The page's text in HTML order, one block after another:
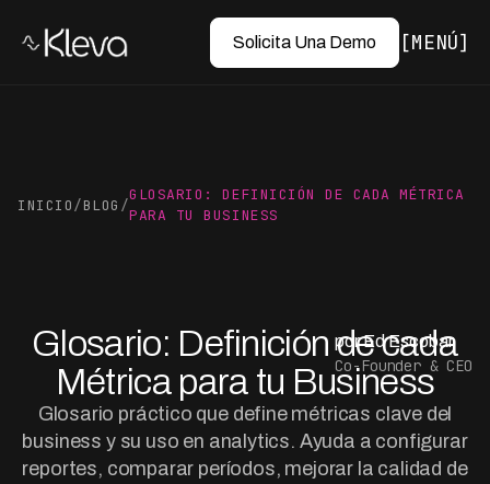
Solicita Una Demo MENÚ
INICIO/BLOG /
GLOSARIO: DEFINICIÓN DE CADA MÉTRICA
PARA TU BUSINESS
Glosario: Definición de cada
Métrica para tu Business
Glosario práctico que define métricas clave del
business y su uso en analytics. Ayuda a configurar
reportes, comparar períodos, mejorar la calidad de
por Ed Escobar
Co-Founder & CEO